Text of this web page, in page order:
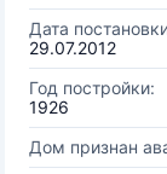
Дата
29.07.2012
Год постройки:
1926
Дом признан